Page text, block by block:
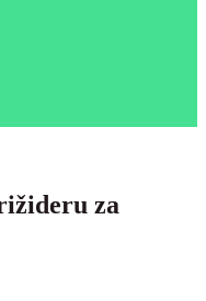
za